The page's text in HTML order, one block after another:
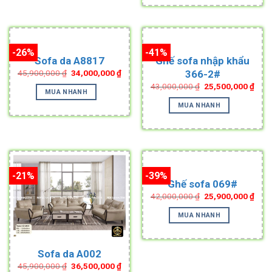
-26%
Sofa da A8817
45,900,000₫ Original
price
was:
45,900,000 ₫.
34,000,000₫Current
price
is:
34,000,000 ₫.
MUA NHANH
-41%
Ghế sofa nhập khẩu
366-2#
43,000,000₫ Original
price
was:
43,000,000 ₫.
25,500,000₫
price
is:
MUA NHANH
-21%
Sofa da A002
45,900,000₫ Original
36,500,000₫Current
-39%
Ghế sofa 069#
42,000,000₫ Original
price
was:
42,000,000 ₫.
25,900,000₫
price
is:
MUA NHANH